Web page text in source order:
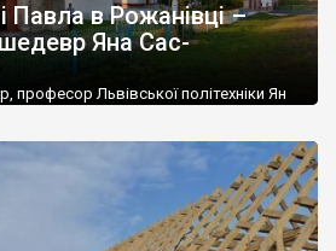
Павла в Рожанівці –
Яна Сас-
професор Львівської політехніки Ян
перебудови. Був також автором
споруд. Усього він створив більш ніж
споруд. Найвідомішим з його
Святого Розарію і Святого
костел) […]